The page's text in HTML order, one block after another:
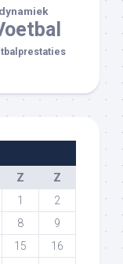
Z
Z
1
2
8
9
15
16